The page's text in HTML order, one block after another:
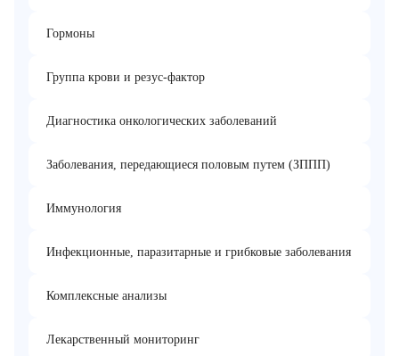
Гормоны
Группа крови и резус-фактор
Диагностика онкологических заболеваний
Заболевания, передающиеся половым путем (ЗППП)
Иммунология
Инфекционные, паразитарные и грибковые заболевания
Комплексные анализы
Лекарственный мониторинг